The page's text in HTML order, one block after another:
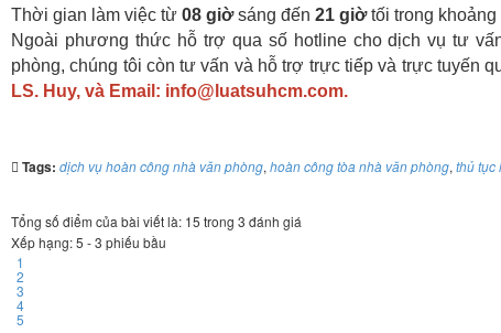
Thời gian làm việc từ 08 giờsáng đến 21 giờtối trong
Ngoài phương thức hỗ trợ qua số hotline cho dịch vụ tư
phòng, chúng tôi còn tư vấn và hỗ trợ trực tiếp và trực tuyến
LS. Huy, và Email: info@luatsuhcm.com.
Tags: dịch vụ hoàn công nhà văn phòng, hoàn công tòa nhà văn phòng, thủ tục
Tổng số điểm của bài viết là: 15 trong 3 đánh giá
Xếp hạng:5 -3 phiếu bầu
1
2
3
4
5